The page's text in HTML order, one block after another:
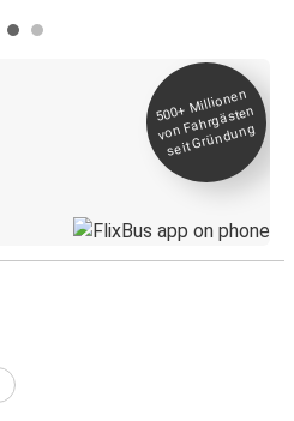
500+
Millionen
von Fahrgästen
seit
Gründung